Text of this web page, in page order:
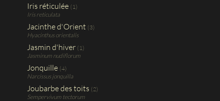
Iris réticulée (1)
Iris reticulata
Jacinthe d'Orient (3)
Hyacinthus orientalis
Jasmin d'hiver (1)
Jasminum nudiflorum
Jonquille (4)
Narcissus jonquilla
Joubarbe des toits (2)
Sempervivum tectorum